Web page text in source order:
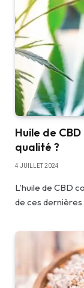
Huile de
qualité ?
4 JUILLET 2024
L’huile de CBD
de ces dernières